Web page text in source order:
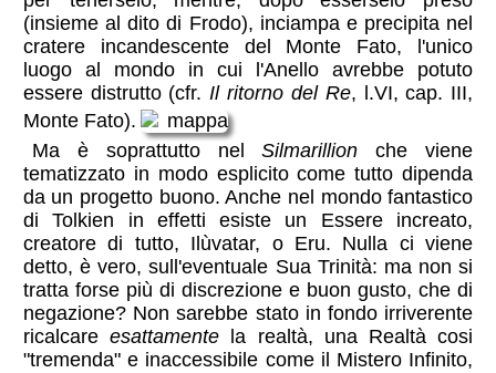
(insieme al dito di Frodo), inciampa e precipita nel
cratere incandescente del Monte Fato, l'unico
luogo al mondo in cui l'Anello avrebbe potuto
essere distrutto (cfr. Il ritorno del Re, l.VI, cap. III,
Monte Fato).
Ma è soprattutto nelSilmarillion che viene
tematizzato in modo esplicito come tutto dipenda
da un progetto buono. Anche nel mondo fantastico
di Tolkien in effetti esiste un Essere increato,
creatore di tutto, Ilùvatar, o Eru. Nulla ci viene
detto, è vero, sull'eventuale Sua Trinità: ma non si
tratta forse più di discrezione e buon gusto, che di
negazione? Non sarebbe stato in fondo irriverente
ricalcareesattamente la realtà, una Realtà cosi
"tremenda" e inaccessibile come il Mistero Infinito,